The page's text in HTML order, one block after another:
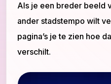
Als je een breder beeld
ander stadstempo wilt
pagina’s je te zien hoe
verschilt.